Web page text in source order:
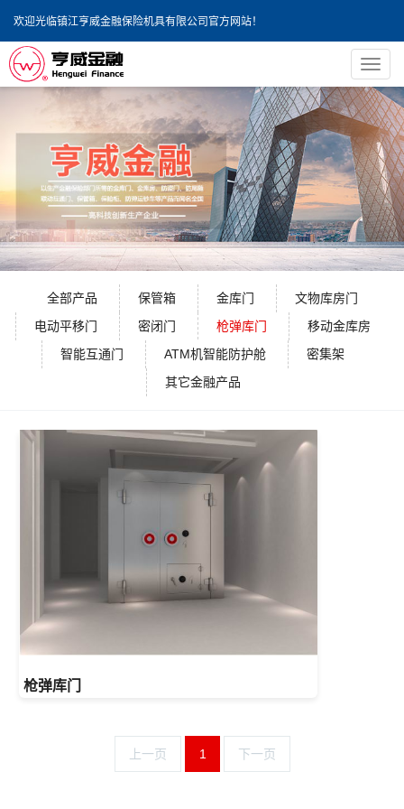
欢迎光临镇江亨威金融保险机具有限公司官方网站！
导
航
菜
单
全部产品 保管箱 金库门
文物库房门
电动平移门
密闭门 枪弹库门
移动金库房
智能互通门
ATM机智能防护舱
密集架
其它金融产品
枪弹库门
上一页 1 下一页